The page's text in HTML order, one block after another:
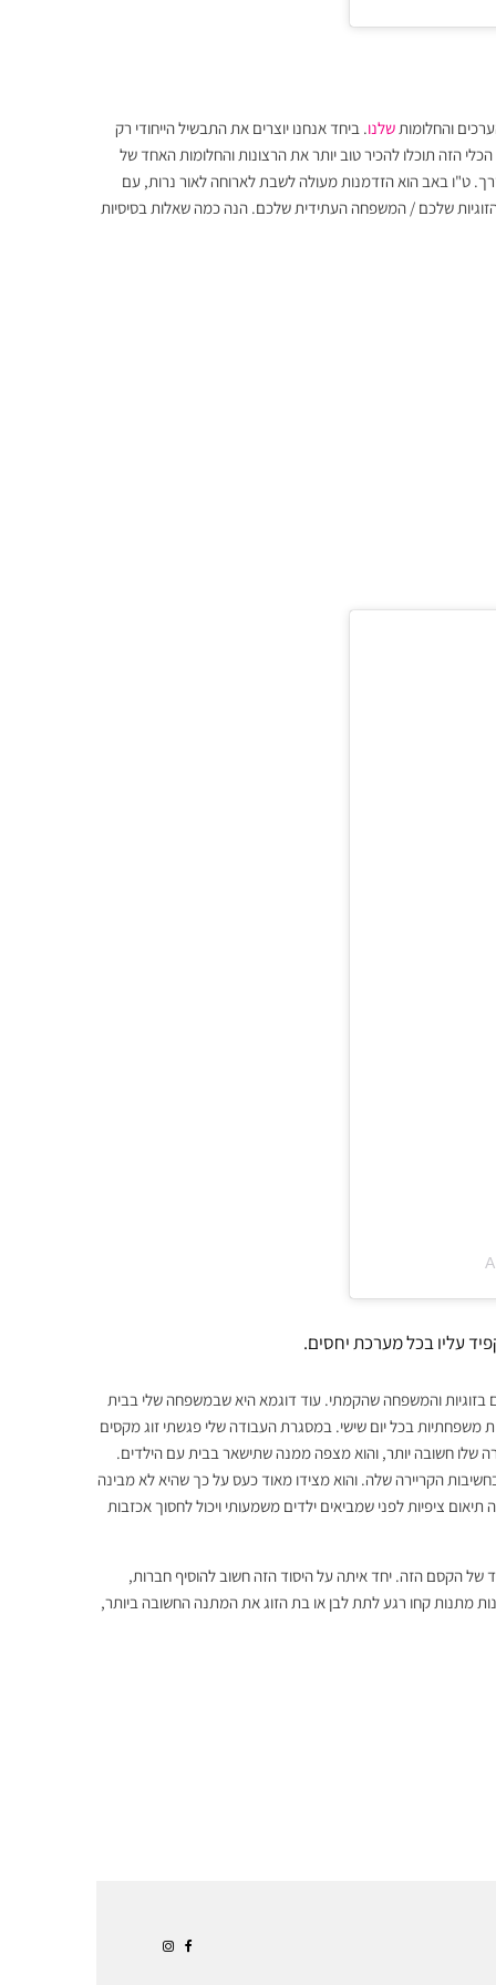
והחלומות שלנו. ביחד אנחנו יוצרים את התבשיל הייחודי רק
הזה תוכלו להכיר טוב יותר את הרצונות והחלומות האחד של
ט"ו באב הוא הזדמנות מעולה לשבת לארוחה לאור נרות, עם
שלכם / המשפחה העתידית שלכם. הנה כמה שאלות בסיסיות
עליו בכל מערכת יחסים.
בזוגיות והמשפחה שהקמתי. עוד דוגמא היא שבמשפחה שלי בבית
משפחתיות בכל יום שישי. במסגרת העבודה שלי פגשתי זוג מקסים
שלו חשובה יותר, והוא מצפה ממנה שתישאר בבית עם הילדים.
הקריירה שלה. והוא מצידו מאוד כעס על כך שהיא לא מבינה
ציפיות לפני שמביאים ילדים משמעותי ויכול לחסוך אכזבות
של הקסם הזה. יחד איתה על היסוד הזה חשוב להוסיף חברות,
מתנות קחו רגע לתת לבן או בת הזוג את המתנה החשובה ביותר,